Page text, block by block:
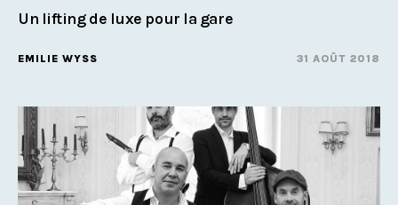
Un lifting de luxe pour la gare
EMILIE WYSS 31 AOÛT 2018